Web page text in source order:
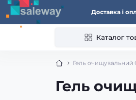
Доставка і
Каталог
Гель очищувальний
Гель